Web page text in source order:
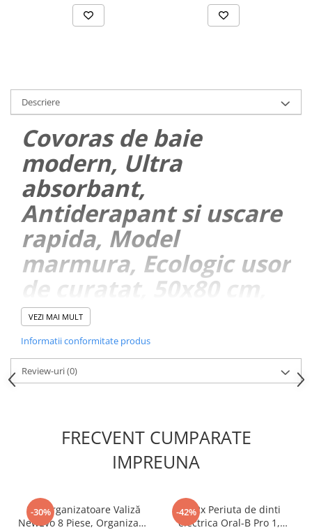
Descriere
Covoras de baie
modern, Ultra
absorbant,
Antiderapant si uscare
rapida, Model
marmura, Ecologic usor
de curatat, 50x80 cm,
Poliester/Rubber,
Model Ocean
VEZI MAI MULT
Informatii conformitate produs
Review-uri(0)
FRECVENT CUMPARATE
IMPREUNA
-30%
Set Organizatoare Valiză
NewEvo 8 Piese, Organizare
-42%
Set 2x Periuta de dinti
electrica Oral-B Pro 1,